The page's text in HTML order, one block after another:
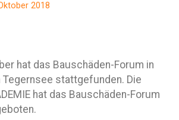
2018
hat das Bauschäden-Forum in
Tegernsee stattgefunden. Die
hat das Bauschäden-Forum